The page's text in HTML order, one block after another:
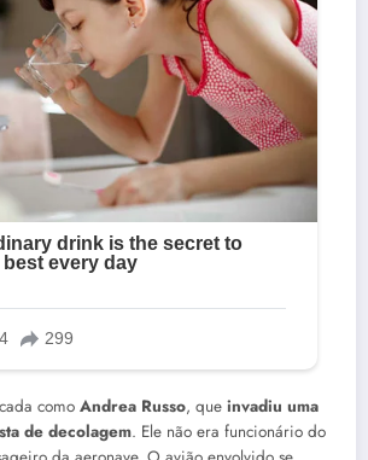
como Andrea Russo, que invadiu uma
de decolagem. Ele não era funcionário do